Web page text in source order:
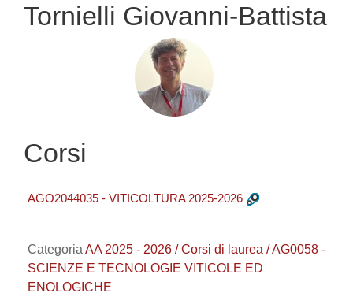
Tornielli Giovanni-Battista
Corsi
AGO2044035 - VITICOLTURA 2025-2026
Categoria AA 2025 - 2026 / Corsi di laurea / AG0058 -
SCIENZE E TECNOLOGIE VITICOLE ED
ENOLOGICHE